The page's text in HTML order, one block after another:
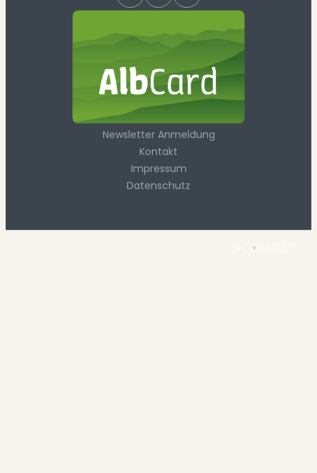
Newsletter Anmeldung
Kontakt
Impressum
Datenschutz